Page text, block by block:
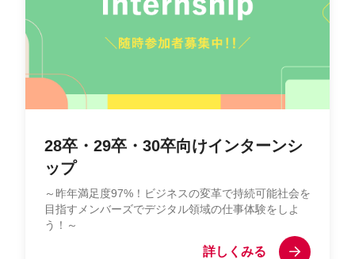
28卒・29卒・30卒向けインターンシ
ップ
～昨年満足度97%！ビジネスの変革で持続可能社会を
目指すメンバーズでデジタル領域の仕事体験をしよ
う！～
詳しくみる